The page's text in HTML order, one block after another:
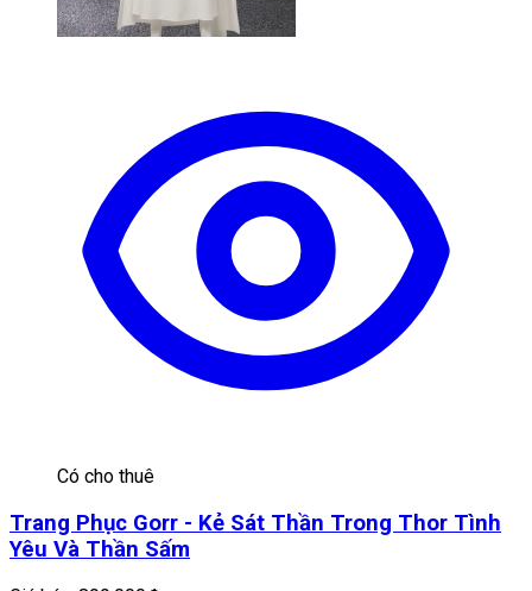
Có cho thuê
Trang Phục Gorr - Kẻ Sát Thần Trong Thor Tình
Yêu Và Thần Sấm